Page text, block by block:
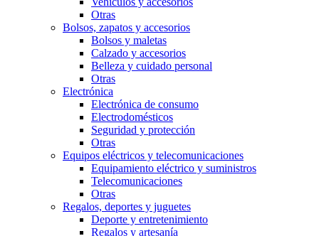
Otras
Bolsos, zapatos y accesorios
Bolsos y maletas
Calzado y accesorios
Belleza y cuidado personal
Otras
Electrónica
Electrónica de consumo
Electrodomésticos
Seguridad y protección
Otras
Equipos eléctricos y telecomunicaciones
Equipamiento eléctrico y suministros
Telecomunicaciones
Otras
Regalos, deportes y juguetes
Deporte y entretenimiento
Regalos y artesaní­a